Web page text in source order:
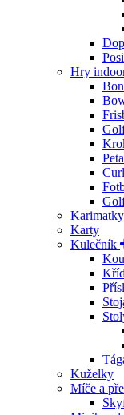
Hry
Karimatky
Karty
Kulečník
Kuželky
Míče a